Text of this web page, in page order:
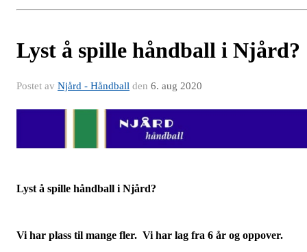
Lyst å spille håndball i Njård?
Postet av Njård - Håndball den 6. aug 2020
Lyst å spille håndball i Njård?
Vi har plass til mange fler. Vi har lag fra 6 år og oppover.